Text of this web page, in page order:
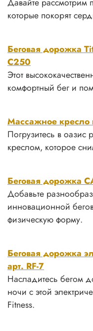
которые покорят
Беговая дорожка
C250
Этот
комфортный бег и
Массажное кресло
Погрузитесь в
креслом, которое
Беговая дорожка
Добавьте
инновационной
физическую форму.
Беговая дорожка
арт. RF-7
Насладитесь бегом
ночи с этой
Fitness.